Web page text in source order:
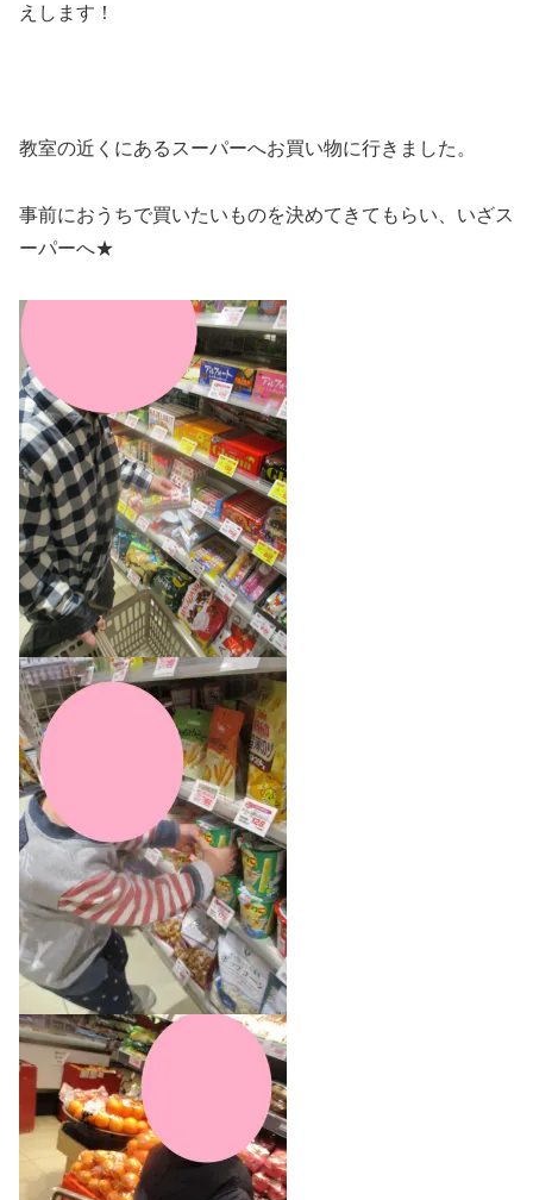
えします！
教室の近くにあるスーパーへお買い物に行きました。
事前におうちで買いたいものを決めてきてもらい、いざス
ーパーへ★